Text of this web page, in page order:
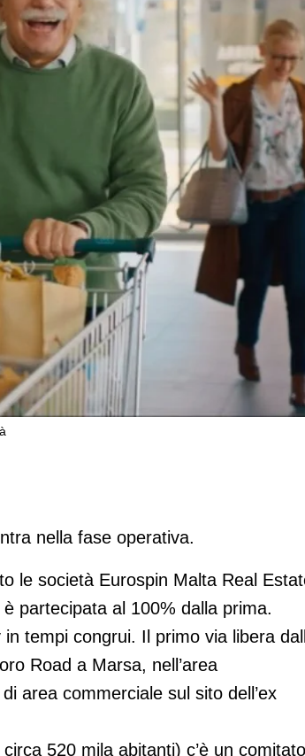
a Malta con due società
nella fase operativa.
le società Eurospin Malta Real
partecipata al 100% dalla prima.
tempi congrui. Il primo via libera
Road a Marsa, nell’area
area commerciale sul sito dell’ex
520 mila abitanti) c’è un comitato